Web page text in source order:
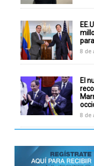
8 de
El
8 de